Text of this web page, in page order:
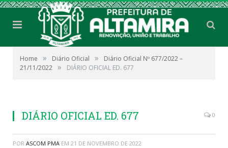
Home » Diário Oficial »
Diário Oficial Nº 677/2022 –
21/11/2022 » DIÁRIO OFICIAL ED. 677
DIÁRIO OFICIAL ED. 677 0
POR ASCOM PMA EM 21 DE NOVEMBRO DE 2022